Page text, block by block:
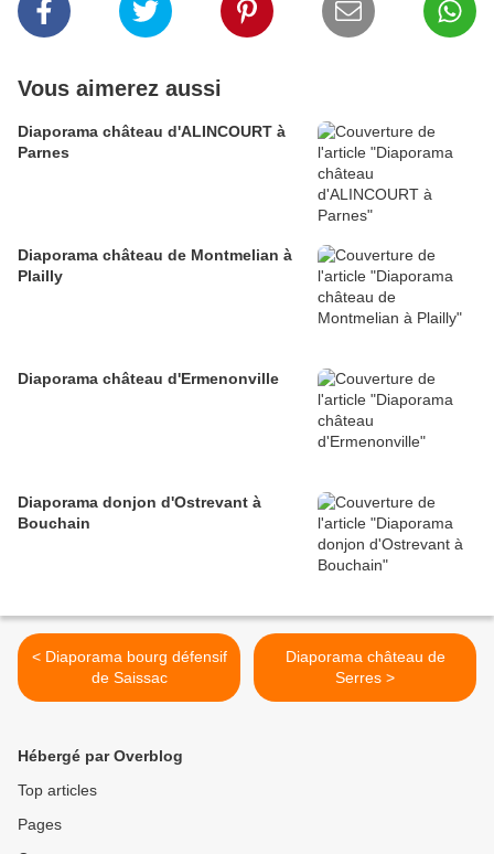
Vous aimerez aussi
Diaporama château d'ALINCOURT à
Parnes
Diaporama château de Montmelian à
Plailly
Diaporama château d'Ermenonville
Diaporama donjon d'Ostrevant à
Bouchain
< Diaporama bourg défensif
de Saissac
Diaporama château de
Serres >
Hébergé par Overblog
Top articles
Pages